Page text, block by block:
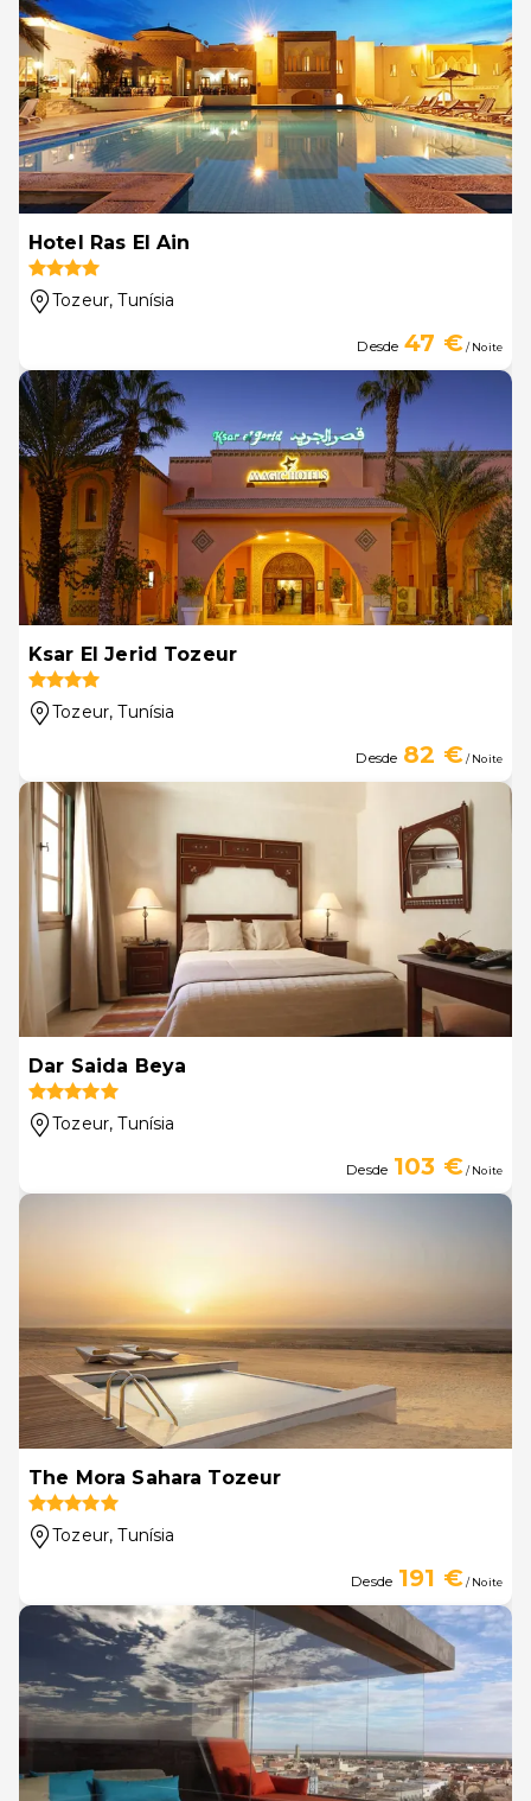
Hotel Ras El Ain
Tozeur, Tunísia
Desde 47 €/ Noite
Ksar El Jerid Tozeur
Tozeur, Tunísia
Desde 82 €/ Noite
Dar Saida Beya
Tozeur, Tunísia
Desde 103 €/ Noite
The Mora Sahara Tozeur
Tozeur, Tunísia
Desde 191 €/ Noite